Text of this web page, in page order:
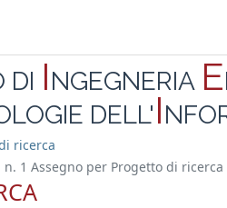
DI INGEGNERIA E
DELL'I
ricerca
n. 1 Assegno per Progetto di